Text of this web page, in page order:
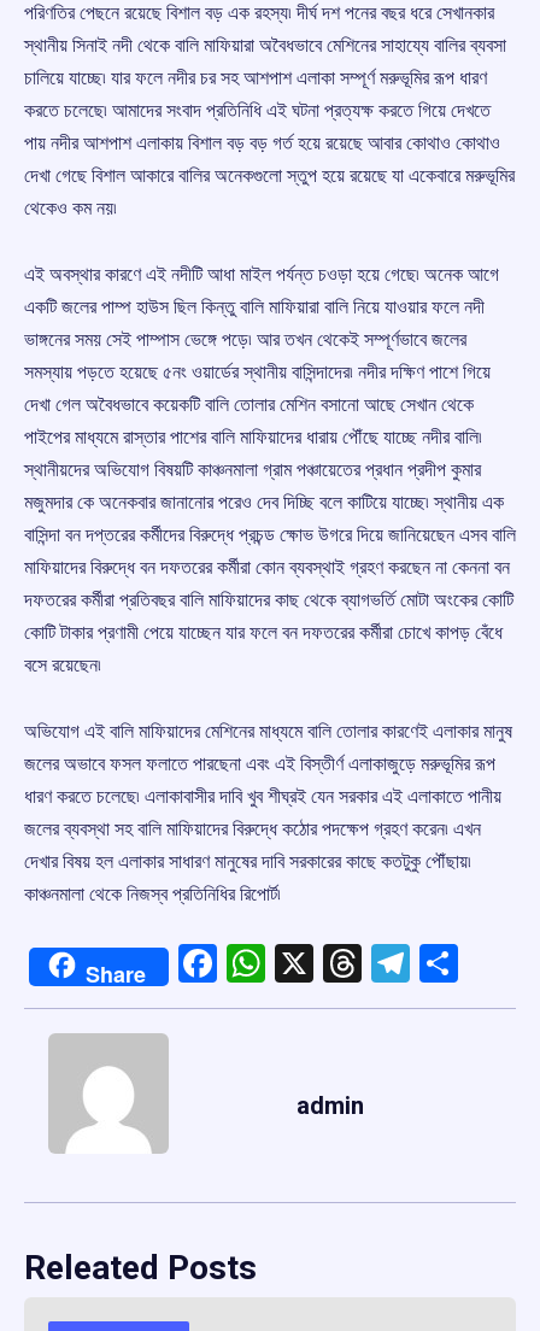
পরিণতির পেছনে রয়েছে বিশাল বড় এক রহস্য৷ দীর্ঘ দশ পনের বছর ধরে সেখানকার
স্থানীয় সিনাই নদী থেকে বালি মাফিয়ারা অবৈধভাবে মেশিনের সাহায্যে বালির ব্যবসা
চালিয়ে যাচ্ছে৷ যার ফলে নদীর চর সহ আশপাশ এলাকা সম্পূর্ণ মরুভূমির রূপ ধারণ
করতে চলেছে৷ আমাদের সংবাদ প্রতিনিধি এই ঘটনা প্রত্যক্ষ করতে গিয়ে দেখতে
পায় নদীর আশপাশ এলাকায় বিশাল বড় বড় গর্ত হয়ে রয়েছে আবার কোথাও কোথাও
দেখা গেছে বিশাল আকারে বালির অনেকগুলো স্তুপ হয়ে রয়েছে যা একেবারে মরুভূমির
থেকেও কম নয়৷
এই অবস্থার কারণে এই নদীটি আধা মাইল পর্যন্ত চওড়া হয়ে গেছে৷ অনেক আগে
একটি জলের পাম্প হাউস ছিল কিন্তু বালি মাফিয়ারা বালি নিয়ে যাওয়ার ফলে নদী
ভাঙ্গনের সময় সেই পাম্পাস ভেঙ্গে পড়ে৷ আর তখন থেকেই সম্পূর্ণভাবে জলের
সমস্যায় পড়তে হয়েছে ৫নং ওয়ার্ডের স্থানীয় বাসিন্দাদের৷ নদীর দক্ষিণ পাশে গিয়ে
দেখা গেল অবৈধভাবে কয়েকটি বালি তোলার মেশিন বসানো আছে সেখান থেকে
পাইপের মাধ্যমে রাস্তার পাশের বালি মাফিয়াদের ধারায় পৌঁছে যাচ্ছে নদীর বালি৷
স্থানীয়দের অভিযোগ বিষয়টি কাঞ্চনমালা গ্রাম পঞ্চায়েতের প্রধান প্রদীপ কুমার
মজুমদার কে অনেকবার জানানোর পরেও দেব দিচ্ছি বলে কাটিয়ে যাচ্ছে৷ স্থানীয় এক
বাসিন্দা বন দপ্তরের কর্মীদের বিরুদ্ধে প্রচন্ড ক্ষোভ উগরে দিয়ে জানিয়েছেন এসব বালি
মাফিয়াদের বিরুদ্ধে বন দফতরের কর্মীরা কোন ব্যবস্থাই গ্রহণ করছেন না কেননা বন
দফতরের কর্মীরা প্রতিবছর বালি মাফিয়াদের কাছ থেকে ব্যাগভর্তি মোটা অংকের কোটি
কোটি টাকার প্রণামী পেয়ে যাচ্ছেন যার ফলে বন দফতরের কর্মীরা চোখে কাপড় বেঁধে
বসে রয়েছেন৷
অভিযোগ এই বালি মাফিয়াদের মেশিনের মাধ্যমে বালি তোলার কারণেই এলাকার মানুষ
জলের অভাবে ফসল ফলাতে পারছেনা এবং এই বিস্তীর্ণ এলাকাজুড়ে মরুভূমির রূপ
ধারণ করতে চলেছে৷ এলাকাবাসীর দাবি খুব শীঘ্রই যেন সরকার এই এলাকাতে পানীয়
জলের ব্যবস্থা সহ বালি মাফিয়াদের বিরুদ্ধে কঠোর পদক্ষেপ গ্রহণ করেন৷ এখন
দেখার বিষয় হল এলাকার সাধারণ মানুষের দাবি সরকারের কাছে কতটুকু পৌঁছায়৷
কাঞ্চনমালা থেকে নিজস্ব প্রতিনিধির রিপোর্ট৷
Share Facebook
WhatsApp
X Threads
admin
Releated Posts